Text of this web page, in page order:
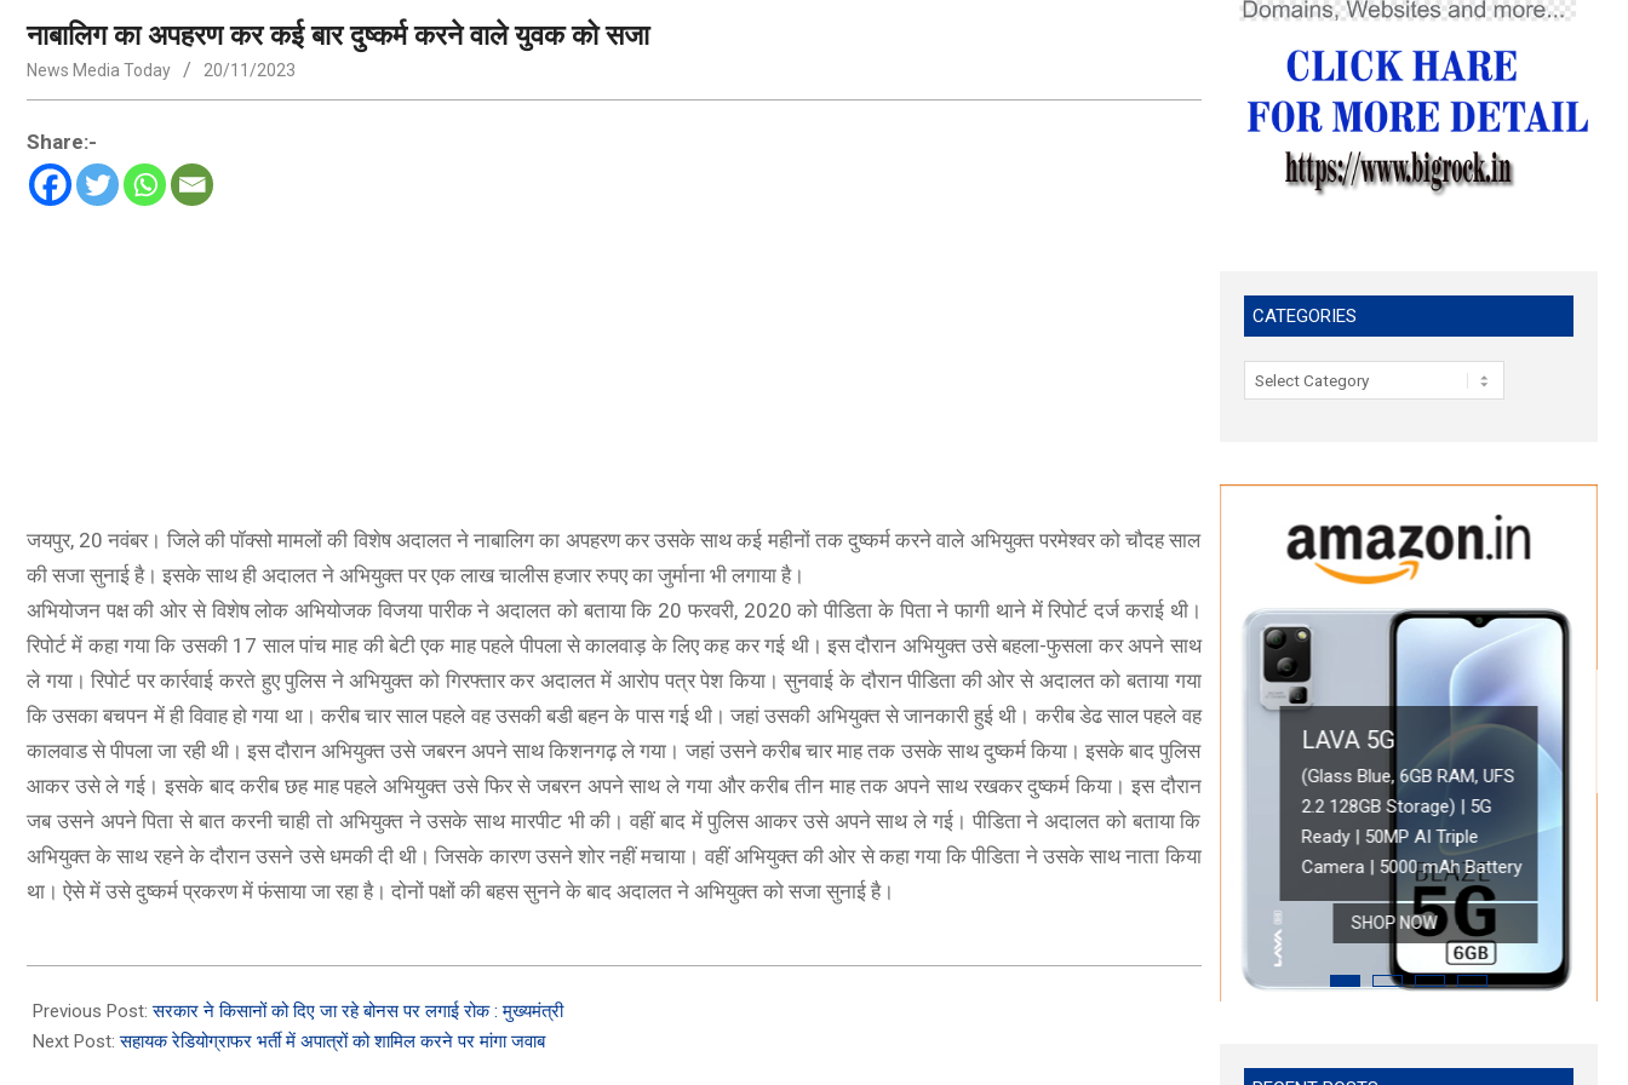
नाबालिग का अपहरण कर कई बार दुष्कर्म करने वाले युवक को सजा
News Media Today 20/11/2023
Share:-
जयपुर, 20 नवंबर। जिले की पॉक्सो मामलों की विशेष अदालत ने नाबालिग का अपहरण कर उसके साथ कई महीनों तक दुष्कर्म करने वाले अभियुक्त परमेश्वर को चौदह साल
की सजा सुनाई है। इसके साथ ही अदालत ने अभियुक्त पर एक लाख चालीस हजार रुपए का जुर्माना भी लगाया है।
अभियोजन पक्ष की ओर से विशेष लोक अभियोजक विजया पारीक ने अदालत को बताया कि 20 फरवरी, 2020 को पीडिता के पिता ने फागी थाने में रिपोर्ट दर्ज कराई थी।
रिपोर्ट में कहा गया कि उसकी 17 साल पांच माह की बेटी एक माह पहले पीपला से कालवाड़ के लिए कह कर गई थी। इस दौरान अभियुक्त उसे बहला-फुसला कर अपने साथ
ले गया। रिपोर्ट पर कार्रवाई करते हुए पुलिस ने अभियुक्त को गिरफ्तार कर अदालत में आरोप पत्र पेश किया। सुनवाई के दौरान पीडिता की ओर से अदालत को बताया गया
कि उसका बचपन में ही विवाह हो गया था। करीब चार साल पहले वह उसकी बडी बहन के पास गई थी। जहां उसकी अभियुक्त से जानकारी हुई थी। करीब डेढ साल पहले वह
कालवाड से पीपला जा रही थी। इस दौरान अभियुक्त उसे जबरन अपने साथ किशनगढ़ ले गया। जहां उसने करीब चार माह तक उसके साथ दुष्कर्म किया। इसके बाद पुलिस
आकर उसे ले गई। इसके बाद करीब छह माह पहले अभियुक्त उसे फिर से जबरन अपने साथ ले गया और करीब तीन माह तक अपने साथ रखकर दुष्कर्म किया। इस दौरान
जब उसने अपने पिता से बात करनी चाही तो अभियुक्त ने उसके साथ मारपीट भी की। वहीं बाद में पुलिस आकर उसे अपने साथ ले गई। पीडिता ने अदालत को बताया कि
अभियुक्त के साथ रहने के दौरान उसने उसे धमकी दी थी। जिसके कारण उसने शोर नहीं मचाया। वहीं अभियुक्त की ओर से कहा गया कि पीडिता ने उसके साथ नाता किया
था। ऐसे में उसे दुष्कर्म प्रकरण में फंसाया जा रहा है। दोनों पक्षों की बहस सुनने के बाद अदालत ने अभियुक्त को सजा सुनाई है।
11-
20
Previous Post:सरकार ने किसानों को दिए जा रहे बोनस पर लगाई रोक : मुख्यमंत्री
Next Post:सहायक रेडियोग्राफर भर्ती में अपात्रों को शामिल करने पर मांगा जवाब
CATEGORIES
Categories
A78 5G
5G (Glowing Blue, 8GB RAM, 128 Storage) | 5000 mAh
with 33W SUPERVOOC Charger| 50MP AI Camera | 90Hz
Rate | with No Cost EMI/Additional Exchange Offers
LAVA 5G
(Glass Blue, 6GB RAM, UFS
2.2 128GB Storage) | 5G
Ready | 50MP AI Triple
Camera | 5000 mAh Battery
SHOP NOW
BOAT
boAt Newly Launched Wave Call Plus with 1.83" HD Display
ONEPLUS 5G
OnePlus Nord CE 2 Lite 5G (Blue Tide, 6GB RAM, 128GB Storage)
OPPO A78 5G
Oppo A78 5G
Battery with 33W
Refresh Rate | with